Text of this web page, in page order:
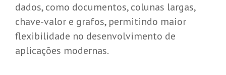
dados, como documentos, colunas largas,
chave-valor e grafos, permitindo maior
flexibilidade no desenvolvimento de
aplicações modernas.